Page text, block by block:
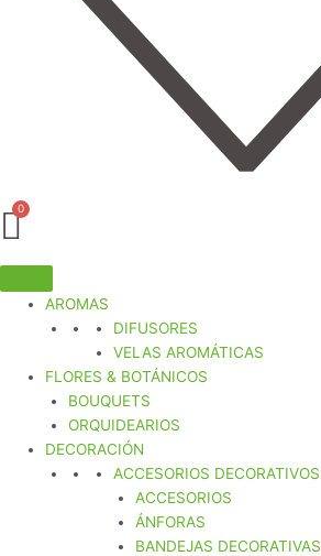
AROMAS
DIFUSORES
VELAS AROMÁTICAS
FLORES & BOTÁNICOS
BOUQUETS
ORQUIDEARIOS
DECORACIÓN
ACCESORIOS DECORATIVOS
ACCESORIOS
ÁNFORAS
BANDEJAS DECORATIVAS